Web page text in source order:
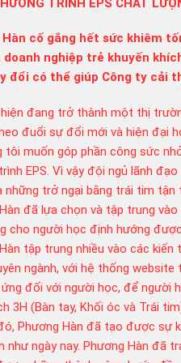
TRÌNH EPS CHẤT
Hàn cố gắng hết sức khiêm
doanh nghiệp trẻ khuyến
đổi có thể giúp Công ty cải
đang trở thành một thị
đuổi sự đổi mới và hiện đại
tôi muốn góp phần công sức
EPS. Vì vậy đội ngủ lãnh
những trở ngại bằng trái tim tận
đã lựa chọn và tập trung
cho người học định hướng
tập trung nhiều vào các
ngành, với hệ thống
đối với người học, để người
3H (Bàn tay, Khối óc và Trái
Phương Hàn đã tạo được sự
như ngày nay. Phương Hàn đã
Trần Văn Tâm
nguyenxuanphong
Huy Quang